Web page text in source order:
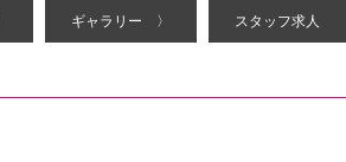
ギャラリー 〉 スタッフ求人